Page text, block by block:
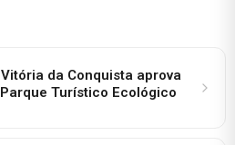
da Conquista aprova
Turístico Ecológico